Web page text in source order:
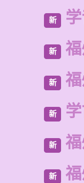
新
新
新
新
新
新